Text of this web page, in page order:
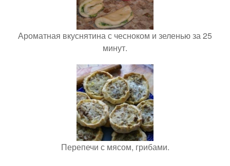
Ароматная вкуснятина с чесноком и зеленью за 25
минут.
Перепечи с мясом, грибами.